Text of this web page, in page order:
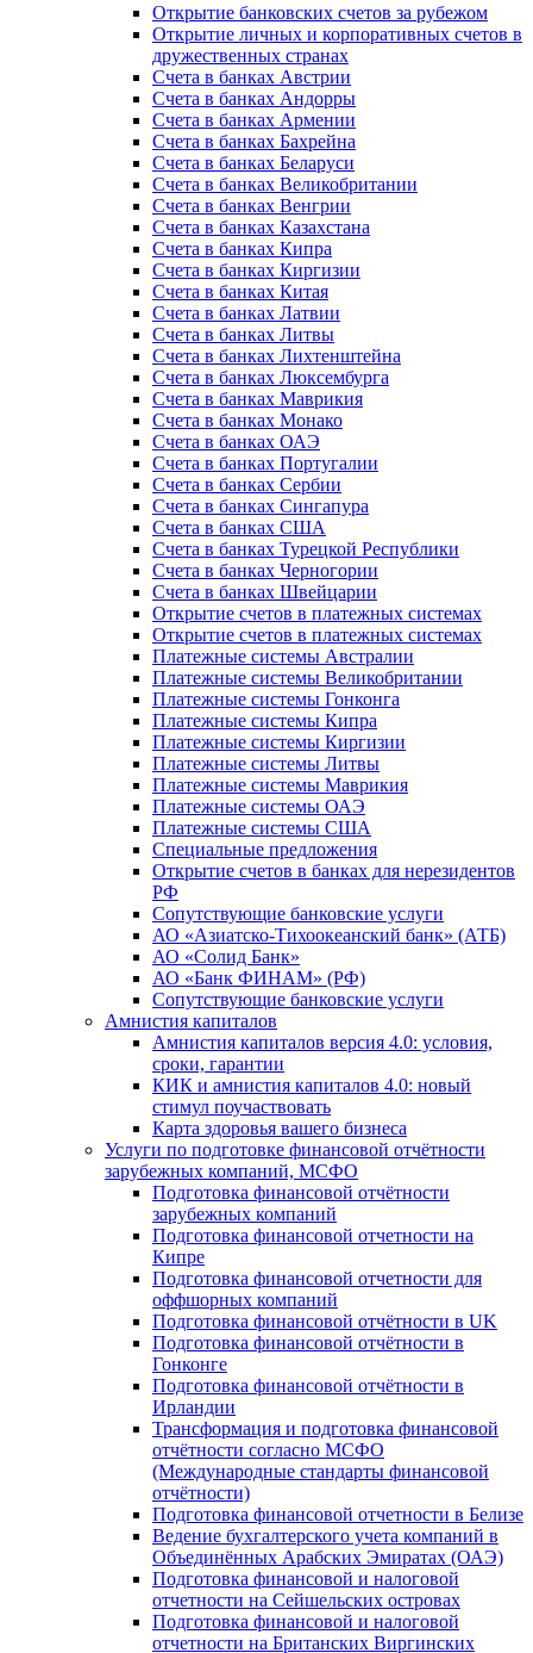
Открытие банковских счетов за рубежом
Открытие личных и корпоративных счетов в
дружественных странах
Счета в банках Австрии
Счета в банках Андорры
Счета в банках Армении
Счета в банках Бахрейна
Счета в банках Беларуси
Счета в банках Великобритании
Счета в банках Венгрии
Счета в банках Казахстана
Счета в банках Кипра
Счета в банках Киргизии
Счета в банках Китая
Счета в банках Латвии
Счета в банках Литвы
Счета в банках Лихтенштейна
Счета в банках Люксембурга
Счета в банках Маврикия
Счета в банках Монако
Счета в банках ОАЭ
Счета в банках Португалии
Счета в банках Сербии
Счета в банках Сингапура
Счета в банках США
Счета в банках Турецкой Республики
Счета в банках Черногории
Счета в банках Швейцарии
Открытие счетов в платежных системах
Открытие счетов в платежных системах
Платежные системы Австралии
Платежные системы Великобритании
Платежные системы Гонконга
Платежные системы Кипра
Платежные системы Киргизии
Платежные системы Литвы
Платежные системы Маврикия
Платежные системы ОАЭ
Платежные системы США
Специальные предложения
Открытие счетов в банках для нерезидентов
РФ
Сопутствующие банковские услуги
АО «Азиатско-Тихоокеанский банк» (АТБ)
АО «Солид Банк»
АО «Банк ФИНАМ» (РФ)
Сопутствующие банковские услуги
Амнистия капиталов
Амнистия капиталов версия 4.0: условия,
сроки, гарантии
КИК и амнистия капиталов 4.0: новый
стимул поучаствовать
Карта здоровья вашего бизнеса
Услуги по подготовке финансовой отчётности
зарубежных компаний, МСФО
Подготовка финансовой отчётности
зарубежных компаний
Подготовка финансовой отчетности на
Кипре
Подготовка финансовой отчетности для
оффшорных компаний
Подготовка финансовой отчётности в UK
Подготовка финансовой отчётности в
Гонконге
Подготовка финансовой отчётности в
Ирландии
Трансформация и подготовка финансовой
отчётности согласно МСФО
(Международные стандарты финансовой
отчётности)
Подготовка финансовой отчетности в Белизе
Ведение бухгалтерского учета компаний в
Объединённых Арабских Эмиратах (ОАЭ)
Подготовка финансовой и налоговой
отчетности на Сейшельских островах
Подготовка финансовой и налоговой
отчетности на Британских Виргинских